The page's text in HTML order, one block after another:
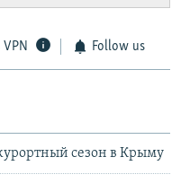
VPN .
VPN Follow us
сезон в Крыму